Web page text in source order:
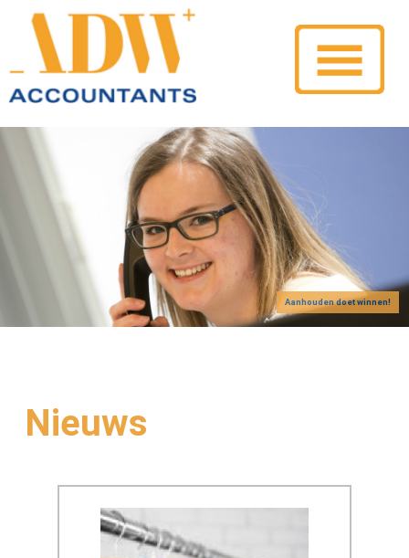
Aanhouden doet winnen!
Nieuws